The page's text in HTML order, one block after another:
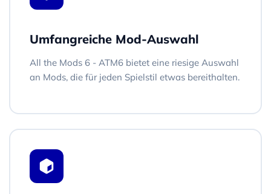
Umfangreiche Mod-Auswahl
All the Mods 6 - ATM6 bietet eine riesige Auswahl
an Mods, die für jeden Spielstil etwas bereithalten.